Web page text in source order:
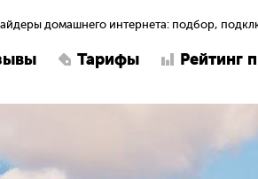
домашнего интернета: подбор,
Тарифы Рейтинг